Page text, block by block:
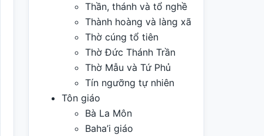
Thần, thánh và tổ nghề
Thành hoàng và làng xã
Thờ cúng tổ tiên
Thờ Đức Thánh Trần
Thờ Mẫu và Tứ Phủ
Tín ngưỡng tự nhiên
Tôn giáo
Bà La Môn
Baha’i giáo